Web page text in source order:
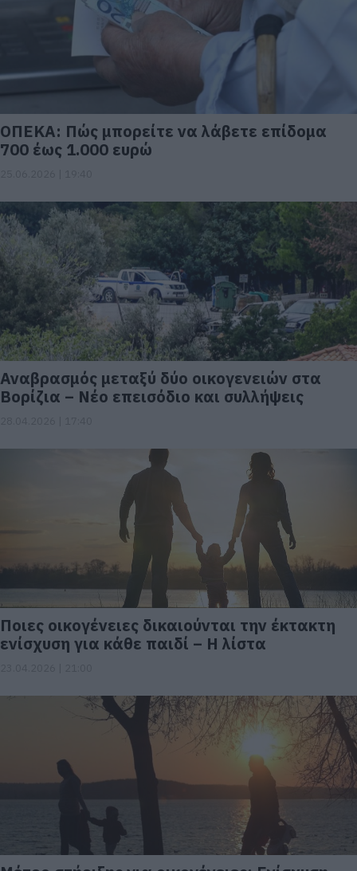
ΟΠΕΚΑ: Πώς μπορείτε να λάβετε επίδομα
700 έως 1.000 ευρώ
Αναβρασμός μεταξύ δύο οικογενειών στα
Βορίζια – Νέο επεισόδιο και συλλήψεις
Ποιες οικογένειες δικαιούνται την έκτακτη
ενίσχυση για κάθε παιδί – Η λίστα